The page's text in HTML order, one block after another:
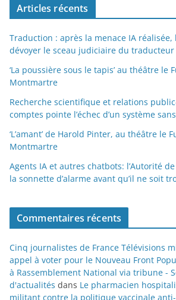
Articles récents
Traduction : après la menace IA
dévoyer le sceau judiciaire du
‘La poussière sous le tapis’ au théâtre le
Montmartre
Recherche scientifique et relations
comptes pointe l’échec d’un système
‘L’amant’ de Harold Pinter, au théâtre le
Montmartre
Agents IA et autres chatbots: l’Autorité
la sonnette d’alarme avant qu’il ne soit
Commentaires récents
Cinq journalistes de France Télévisions
appel à voter pour le Nouveau Front
à Rassemblement National via tribune -
d'actualités dans Le pharmacien
militant contre la politique vaccinale